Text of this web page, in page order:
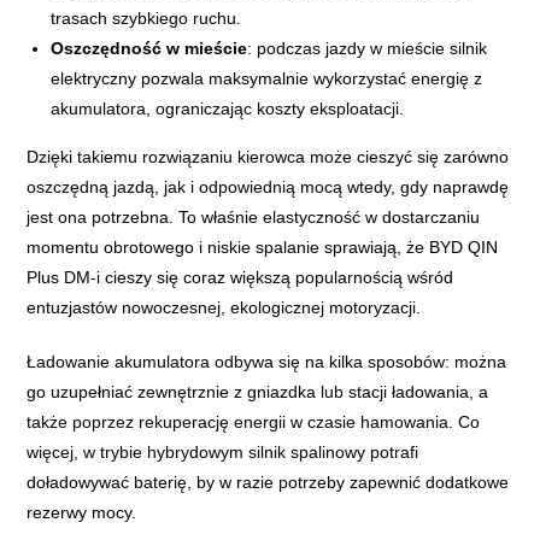
trasach szybkiego ruchu.
Oszczędność w mieście: podczas jazdy w mieście silnik
elektryczny pozwala maksymalnie wykorzystać energię z
akumulatora, ograniczając koszty eksploatacji.
Dzięki takiemu rozwiązaniu kierowca może cieszyć się zarówno
oszczędną jazdą, jak i odpowiednią mocą wtedy, gdy naprawdę
jest ona potrzebna. To właśnie elastyczność w dostarczaniu
momentu obrotowego i niskie spalanie sprawiają, że BYD QIN
Plus DM-i cieszy się coraz większą popularnością wśród
entuzjastów nowoczesnej, ekologicznej motoryzacji.
Ładowanie akumulatora odbywa się na kilka sposobów: można
go uzupełniać zewnętrznie z gniazdka lub stacji ładowania, a
także poprzez rekuperację energii w czasie hamowania. Co
więcej, w trybie hybrydowym silnik spalinowy potrafi
doładowywać baterię, by w razie potrzeby zapewnić dodatkowe
rezerwy mocy.